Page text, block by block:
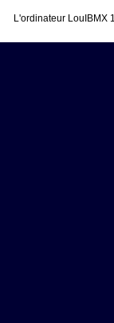
L'ordinateur LouIBMX